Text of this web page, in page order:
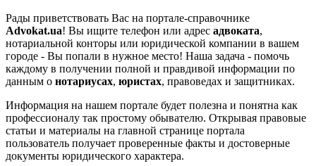
Рады приветствовать Вас на портале-справочнике
Advokat.ua! Вы ищите телефон или адрес адвоката,
нотариальной конторы или юридической компании в вашем
городе - Вы попали в нужное место! Наша задача - помочь
каждому в получении полной и правдивой информации по
данным о нотариусах, юристах, правоведах и защитниках.
Информация на нашем портале будет полезна и понятна как
профессионалу так простому обывателю. Открывая правовые
статьи и материалы на главной странице портала
пользователь получает проверенные факты и достоверные
документы юридического характера.